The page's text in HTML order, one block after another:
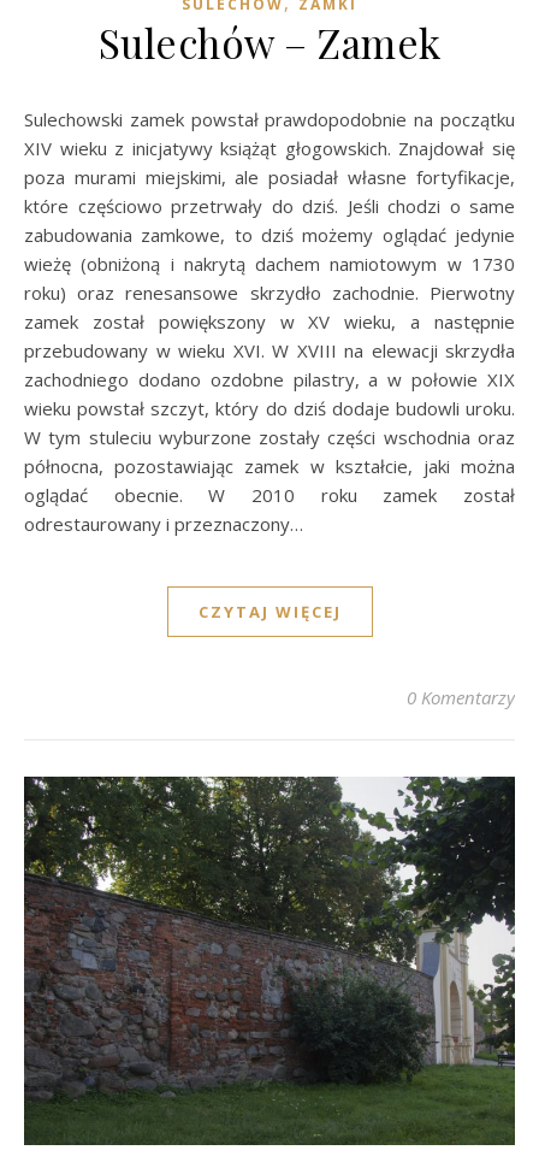
SULECHÓW ZAMKI
Sulechów – Zamek
Sulechowski zamek powstał prawdopodobnie na początku
XIV wieku z inicjatywy książąt głogowskich. Znajdował się
poza murami miejskimi, ale posiadał własne fortyfikacje,
które częściowo przetrwały do dziś. Jeśli chodzi o same
zabudowania zamkowe, to dziś możemy oglądać jedynie
wieżę (obniżoną i nakrytą dachem namiotowym w 1730
roku) oraz renesansowe skrzydło zachodnie. Pierwotny
zamek został powiększony w XV wieku, a następnie
przebudowany w wieku XVI. W XVIII na elewacji skrzydła
zachodniego dodano ozdobne pilastry, a w połowie XIX
wieku powstał szczyt, który do dziś dodaje budowli uroku.
W tym stuleciu wyburzone zostały części wschodnia oraz
północna, pozostawiając zamek w kształcie, jaki można
oglądać obecnie. W 2010 roku zamek został
odrestaurowany i przeznaczony…
CZYTAJ WIĘCEJ
0 Komentarzy